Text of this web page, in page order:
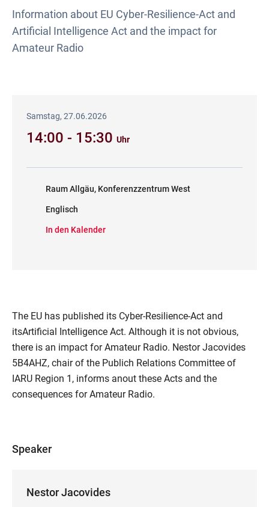
Information about EU Cyber-Resilience-Act and
Artificial Intelligence Act and the impact for
Amateur Radio
Samstag, 27.06.2026
14:00 - 15:30 Uhr
Raum Allgäu, Konferenzzentrum West
Englisch
In den Kalender
The EU has published its Cyber-Resilience-Act and
itsArtificial Intelligence Act. Although it is not obvious,
there is an impact for Amateur Radio. Nestor Jacovides
5B4AHZ, chair of the Publich Relations Committee of
IARU Region 1, informs anout these Acts and the
consequences for Amateur Radio.
Speaker
Nestor Jacovides